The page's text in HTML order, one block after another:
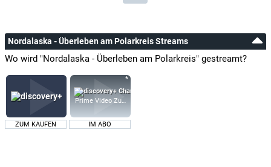
Nordalaska - Überleben am Polarkreis Streams
Wo wird "Nordalaska - Überleben am Polarkreis" gestreamt?
ZUM KAUFEN
Prime Video Zusatz-Kanäle
IM ABO